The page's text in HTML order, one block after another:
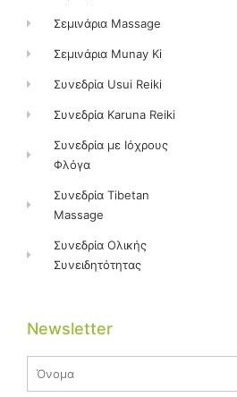
Σεμινάρια Massage
Σεμινάρια Munay Ki
Συνεδρία Usui Reiki
Συνεδρία Karuna Reiki
Συνεδρία με Ιόχρους
Φλόγα
Συνεδρία Tibetan
Massage
Συνεδρία Ολικής
Συνειδητότητας
Newsletter